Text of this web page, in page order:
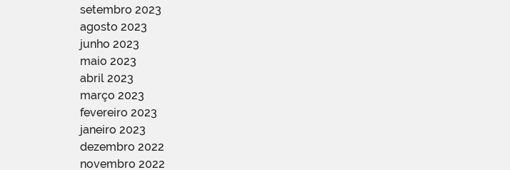
setembro 2023
agosto 2023
junho 2023
maio 2023
abril 2023
março 2023
fevereiro 2023
janeiro 2023
dezembro 2022
novembro 2022